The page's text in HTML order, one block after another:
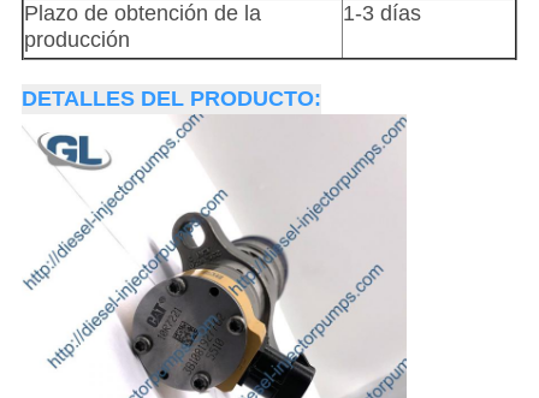
Plazo de obtención de la
producción
1-3 días
DETALLES DEL PRODUCTO: